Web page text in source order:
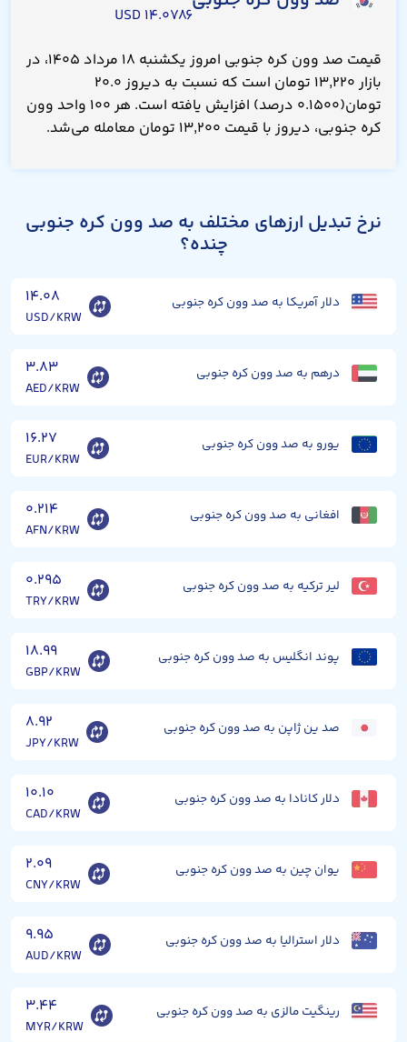
۱۴.۰۷۸۶ USD
قیمت صد وون کره جنوبی امروز یکشنبه ۱۸ مرداد ۱۴۰۵، در
بازار ۱۳,۲۲۰ تومان است که نسبت به دیروز ۲۰.۰
تومان(۰.۱۵۰۰ درصد) افزایش یافته است. هر ۱۰۰ واحد وون
کره جنوبی، دیروز با قیمت ۱۳,۲۰۰ تومان معامله می‌شد.
نرخ تبدیل ارزهای مختلف به صد وون کره جنوبی
چنده؟
دلار آمریکا به صد وون کره جنوبی ۱۴.۰۸
USD/KRW
درهم به صد وون کره جنوبی ۳.۸۳
AED/KRW
یورو به صد وون کره جنوبی ۱۶.۲۷
EUR/KRW
افغانی به صد وون کره جنوبی ۰.۲۱۴
AFN/KRW
لیر ترکیه به صد وون کره جنوبی ۰.۲۹۵
TRY/KRW
پوند انگلیس به صد وون کره جنوبی ۱۸.۹۹
GBP/KRW
صد ین ژاپن به صد وون کره جنوبی ۸.۹۲
JPY/KRW
دلار کانادا به صد وون کره جنوبی ۱۰.۱۰
CAD/KRW
یوان چین به صد وون کره جنوبی ۲.۰۹
CNY/KRW
دلار استرالیا به صد وون کره جنوبی ۹.۹۵
AUD/KRW
رینگیت مالزی به صد وون کره جنوبی ۳.۴۴
MYR/KRW